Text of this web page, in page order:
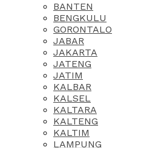
BANTEN
BENGKULU
GORONTALO
JABAR
JAKARTA
JATENG
JATIM
KALBAR
KALSEL
KALTARA
KALTENG
KALTIM
LAMPUNG